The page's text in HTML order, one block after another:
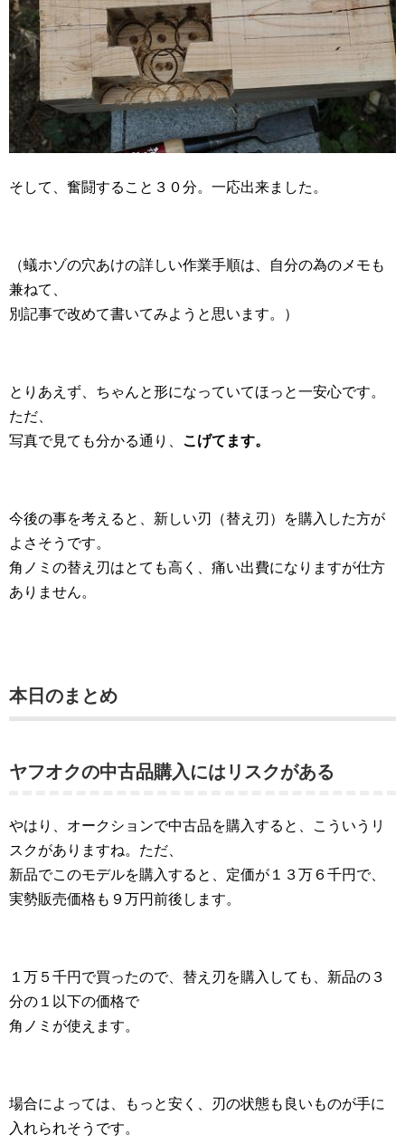
そして、奮闘すること３０分。一応出来ました。
（蟻ホゾの穴あけの詳しい作業手順は、自分の為のメモも
兼ねて、
別記事で改めて書いてみようと思います。）
とりあえず、ちゃんと形になっていてほっと一安心です。
ただ、
写真で見ても分かる通り、 こげてます。
今後の事を考えると、新しい刃（替え刃）を購入した方が
よさそうです。
角ノミの替え刃はとても高く、痛い出費になりますが仕方
ありません。
本日のまとめ
ヤフオクの中古品購入にはリスクがある
やはり、オークションで中古品を購入すると、こういうリ
スクがありますね。ただ、
新品でこのモデルを購入すると、定価が１３万６千円で、
実勢販売価格も９万円前後します。
１万５千円で買ったので、替え刃を購入しても、新品の３
分の１以下の価格で
角ノミが使えます。
場合によっては、もっと安く、刃の状態も良いものが手に
入れられそうです。